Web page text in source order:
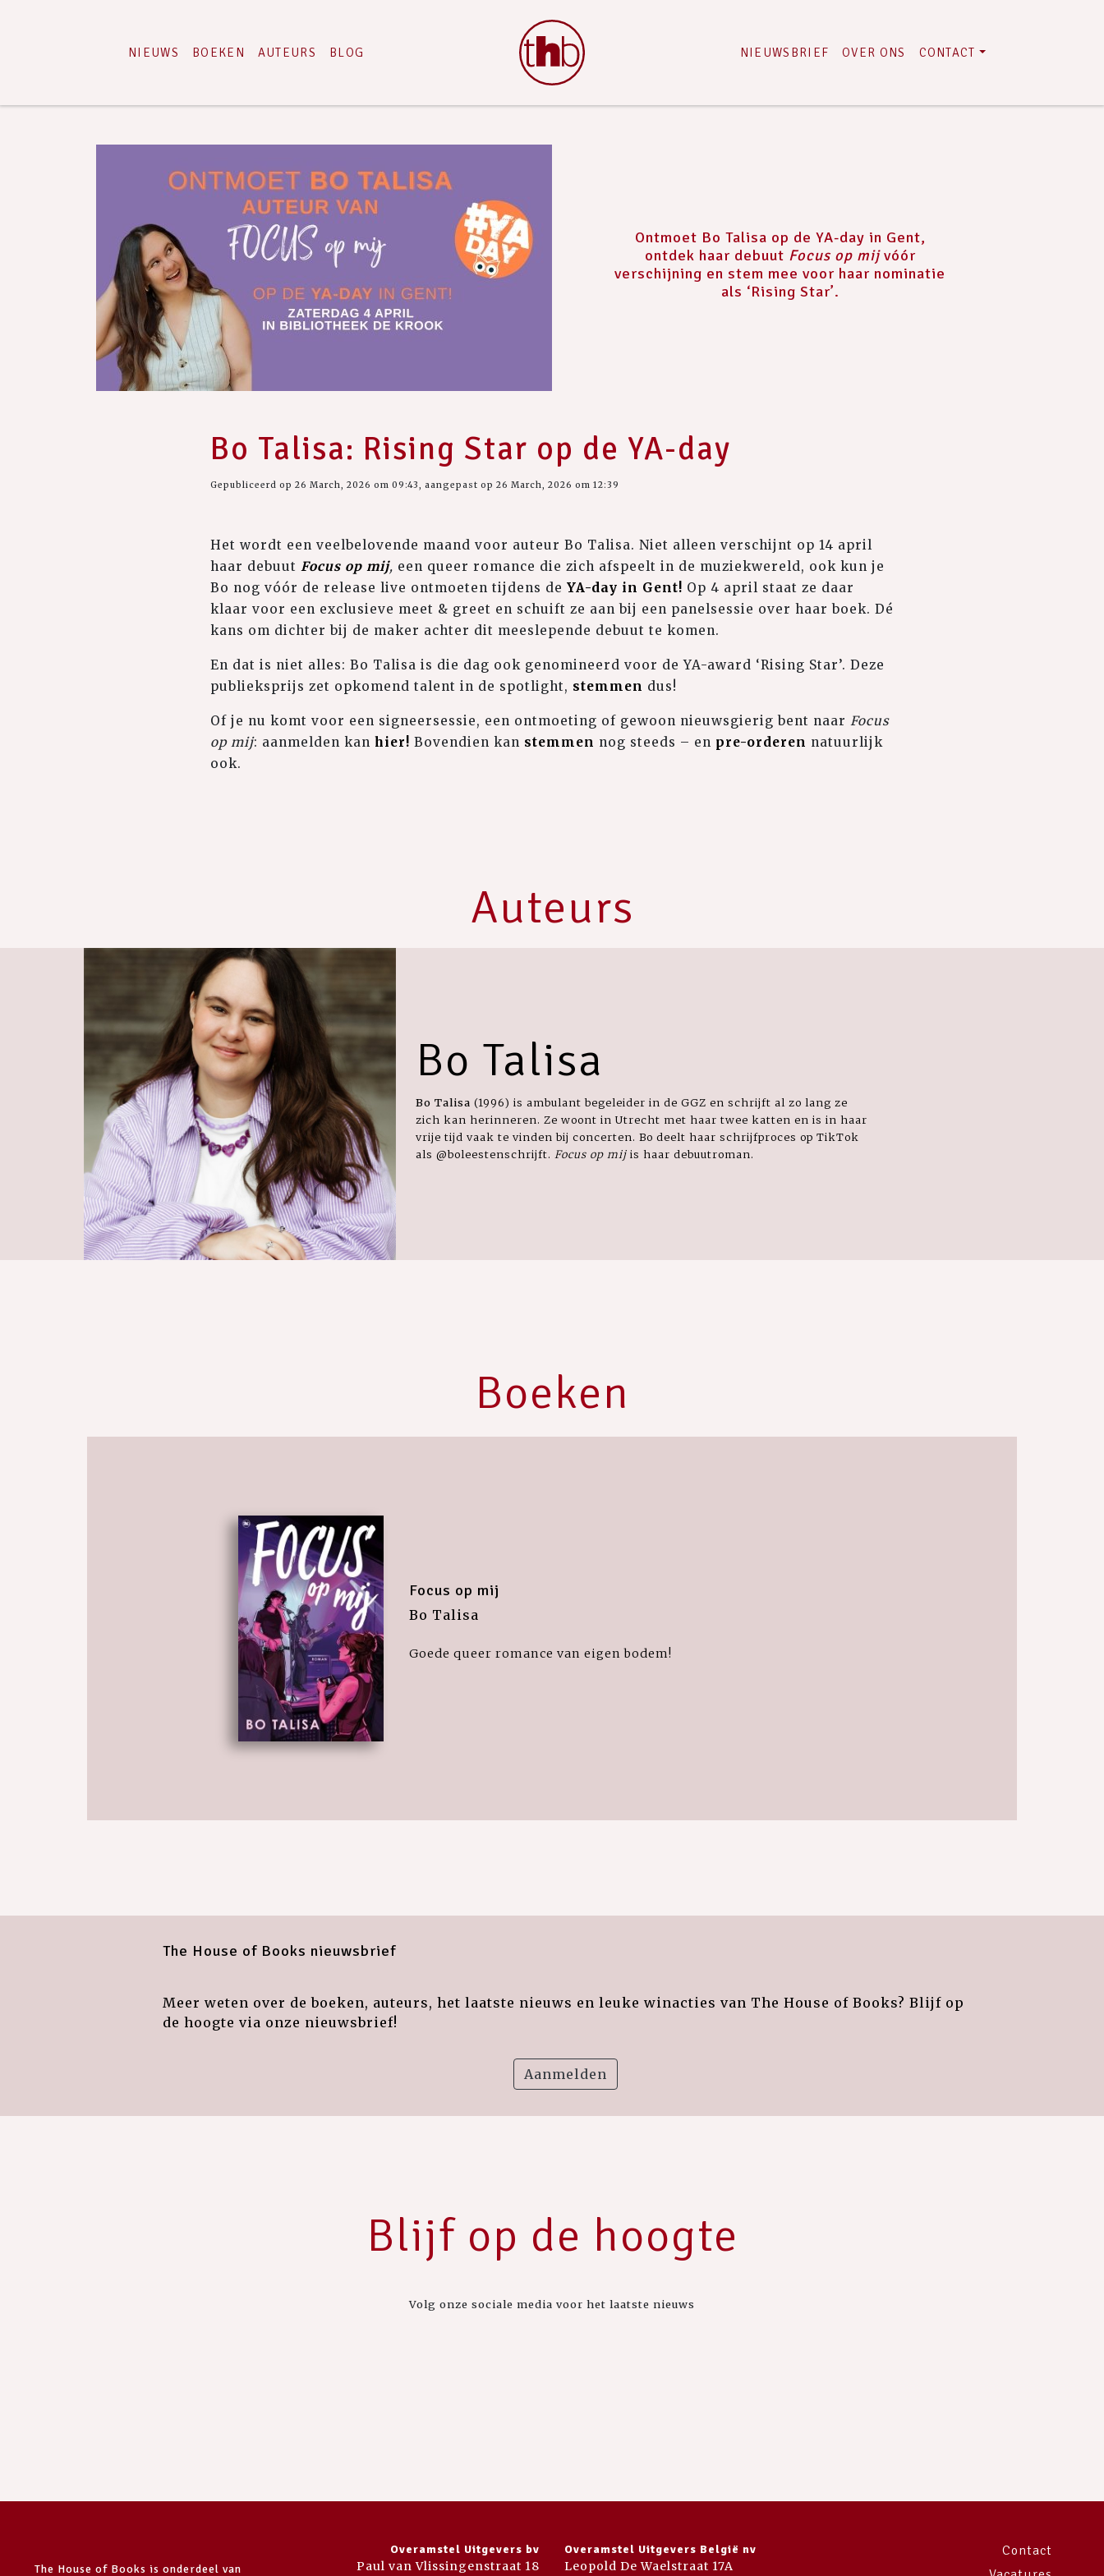
NIEUWS BOEKEN AUTEURS BLOG NIEUWSBRIEF OVER ONS CONTACT
Ontmoet Bo Talisa op de YA-day in Gent,
ontdek haar debuut Focus op mijvóór
verschijning en stem mee voor haar nominatie
als ‘Rising Star’.
Bo Talisa: Rising Star op de YA-day
Gepubliceerd op 26 March, 2026 om 09:43, aangepast op 26 March, 2026 om 12:39
Het wordt een veelbelovende maand voor auteur Bo Talisa. Niet alleen verschijnt op 14 april
haar debuut Focus op mij, een queer romance die zich afspeelt in de muziekwereld, ook kun je
Bo nog vóór de release live ontmoeten tijdens de YA-day in Gent! Op 4 april staat ze daar
klaar voor een exclusieve meet & greet en schuift ze aan bij een panelsessie over haar boek. Dé
kans om dichter bij de maker achter dit meeslepende debuut te komen.
En dat is niet alles: Bo Talisa is die dag ook genomineerd voor de YA-award ‘Rising Star’. Deze
publieksprijs zet opkomend talent in de spotlight, stemmen dus!
Of je nu komt voor een signeersessie, een ontmoeting of gewoon nieuwsgierig bent naar Focus
op mij: aanmelden kan hier! Bovendien kan stemmen nog steeds – en pre-orderen natuurlijk
ook.
Auteurs
Bo Talisa
Bo Talisa (1996) is ambulant begeleider in de GGZ en schrijft al zo lang ze
zich kan herinneren. Ze woont in Utrecht met haar twee katten en is in haar
vrije tijd vaak te vinden bij concerten. Bo deelt haar schrijfproces op TikTok
als @boleestenschrijft. Focus op mij is haar debuutroman.
Boeken
Focus op mij
Bo Talisa
Goede queer romance van eigen bodem!
The House of Books nieuwsbrief
Meer weten over de boeken, auteurs, het laatste nieuws en leuke winacties van The House of Books? Blijf op
de hoogte via onze nieuwsbrief!
Aanmelden
Blijf op de hoogte
Volg onze sociale media voor het laatste nieuws
The House of Books is onderdeel van
Overamstel Uitgevers bv
Paul van Vlissingenstraat 18
Overamstel Uitgevers België nv
Leopold De Waelstraat 17A
Contact